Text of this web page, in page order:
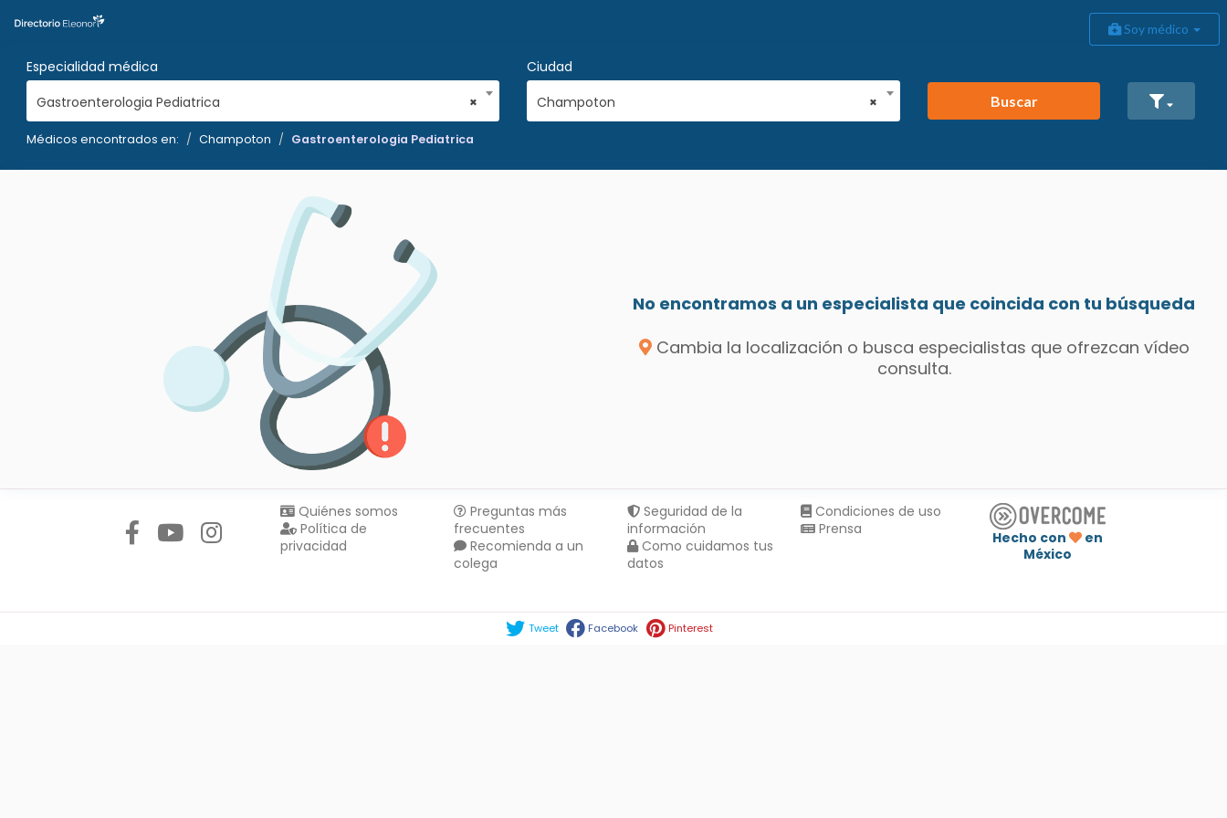
Soy médico
Especialidad médica
×
Gastroenterologia Pediatrica
Ciudad
×
Champoton Buscar
Médicos encontrados en: Champoton Gastroenterologia Pediatrica
No encontramos a un especialista que coincida con tu búsqueda
Cambia la localización o busca especialistas que ofrezcan vídeo
consulta.
Quiénes somos
Política de
privacidad
Preguntas más
frecuentes
Recomienda a un
colega
Seguridad de la
información
Como cuidamos tus
datos
Condiciones de uso
Prensa
Hecho con
en
México
Tweet Facebook Pinterest